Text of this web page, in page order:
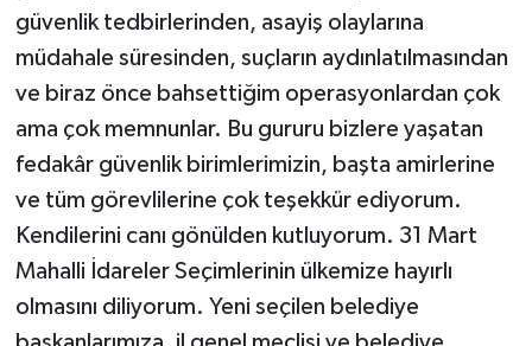
güvenlik tedbirlerinden, asayiş olaylarına
müdahale süresinden, suçların aydınlatılmasından
ve biraz önce bahsettiğim operasyonlardan çok
ama çok memnunlar. Bu gururu bizlere yaşatan
fedakâr güvenlik birimlerimizin, başta amirlerine
ve tüm görevlilerine çok teşekkür ediyorum.
Kendilerini canı gönülden kutluyorum. 31 Mart
Mahalli İdareler Seçimlerinin ülkemize hayırlı
olmasını diliyorum. Yeni seçilen belediye